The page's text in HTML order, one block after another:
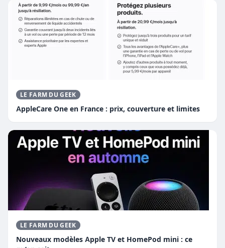
LE FARM DU GEEK
AppleCare One en France : prix, couverture et limites
LE FARM DU GEEK
Nouveaux modèles Apple TV et HomePod mini : ce